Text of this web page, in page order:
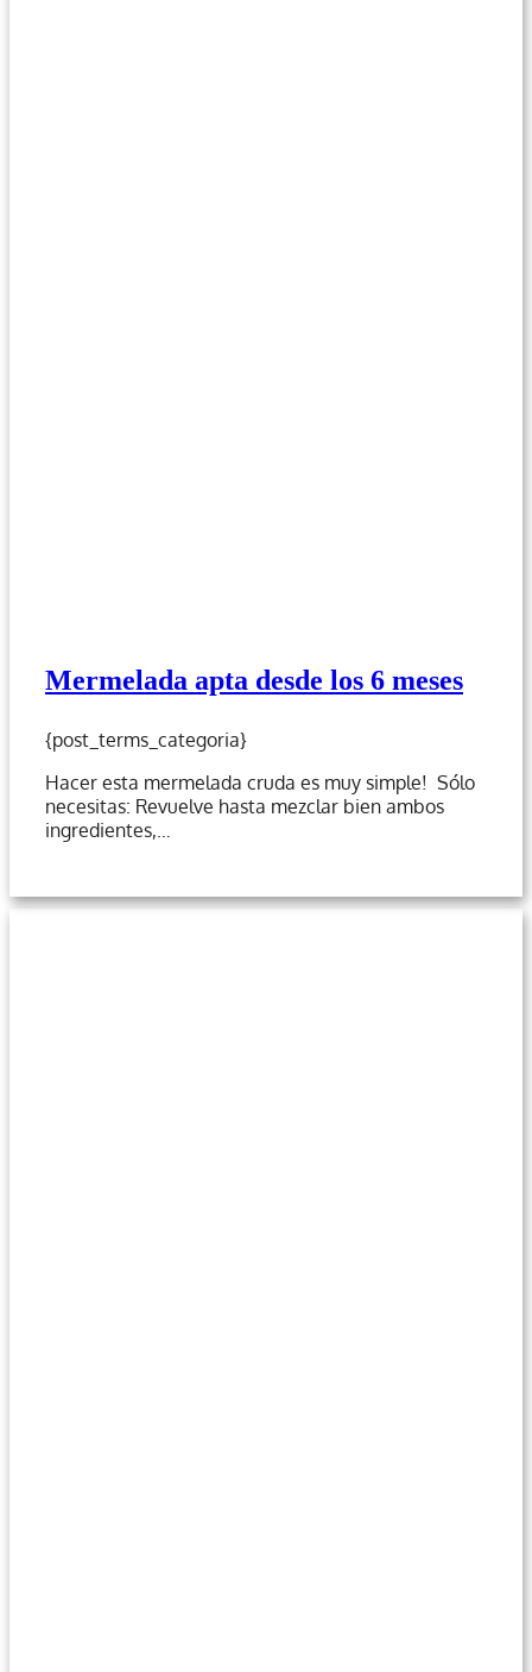
Mermelada apta desde los 6 meses
{post_terms_categoria}
Hacer esta mermelada cruda es muy simple! Sólo
necesitas: Revuelve hasta mezclar bien ambos
ingredientes,…